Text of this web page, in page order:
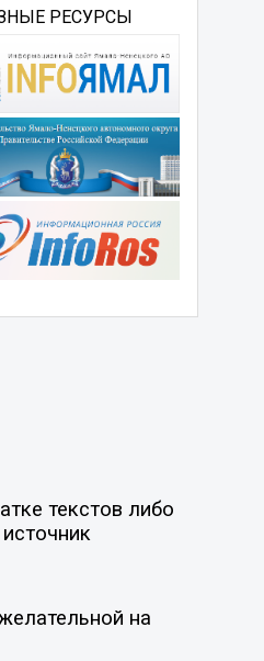
РЕСУРСЫ
текстов либо
на